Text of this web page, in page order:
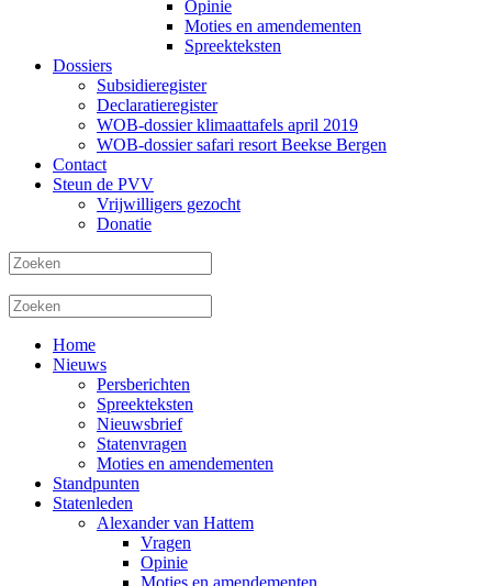
Opinie
Moties en amendementen
Spreekteksten
Dossiers
Subsidieregister
Declaratieregister
WOB-dossier klimaattafels april 2019
WOB-dossier safari resort Beekse Bergen
Contact
Steun de PVV
Vrijwilligers gezocht
Donatie
Home
Nieuws
Persberichten
Spreekteksten
Nieuwsbrief
Statenvragen
Moties en amendementen
Standpunten
Statenleden
Alexander van Hattem
Vragen
Opinie
Moties en amendementen